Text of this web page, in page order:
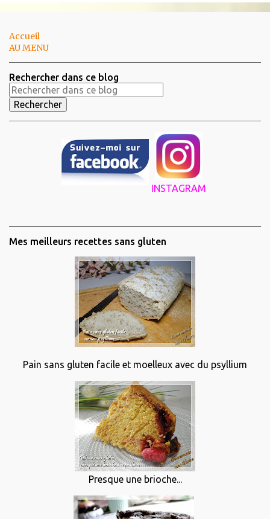
Accueil
AU MENU
Rechercher dans ce blog
INSTAGRAM
Mes meilleurs recettes sans gluten
Pain sans gluten facile et moelleux avec du psyllium
Presque une brioche...